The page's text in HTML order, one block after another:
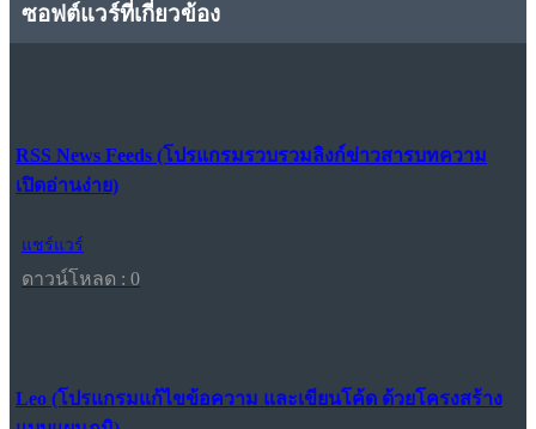
ซอฟต์แวร์ที่เกี่ยวข้อง
RSS News Feeds (โปรแกรมรวบรวมลิงก์ข่าวสารบทความ
เปิดอ่านง่าย)
แชร์แวร์
ดาวน์โหลด : 0
Leo (โปรแกรมแก้ไขข้อความ และเขียนโค้ด ด้วยโครงสร้าง